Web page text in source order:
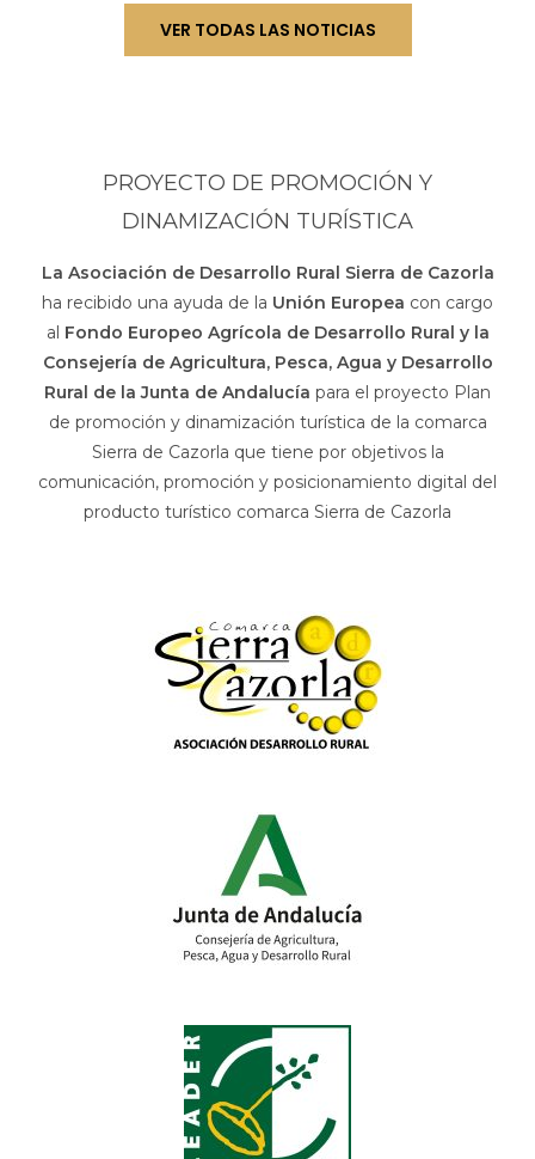
VER TODAS LAS NOTICIAS
PROYECTO DE PROMOCIÓN Y
DINAMIZACIÓN TURÍSTICA
La Asociación de Desarrollo Rural Sierra de Cazorla
ha recibido una ayuda de la Unión Europea con cargo
al Fondo Europeo Agrícola de Desarrollo Rural y la
Consejería de Agricultura, Pesca, Agua y Desarrollo
Rural de la Junta de Andalucía para el proyecto Plan
de promoción y dinamización turística de la comarca
Sierra de Cazorla que tiene por objetivos la
comunicación, promoción y posicionamiento digital del
producto turístico comarca Sierra de Cazorla